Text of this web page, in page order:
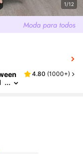
1/12
y
4.80 (1000+)